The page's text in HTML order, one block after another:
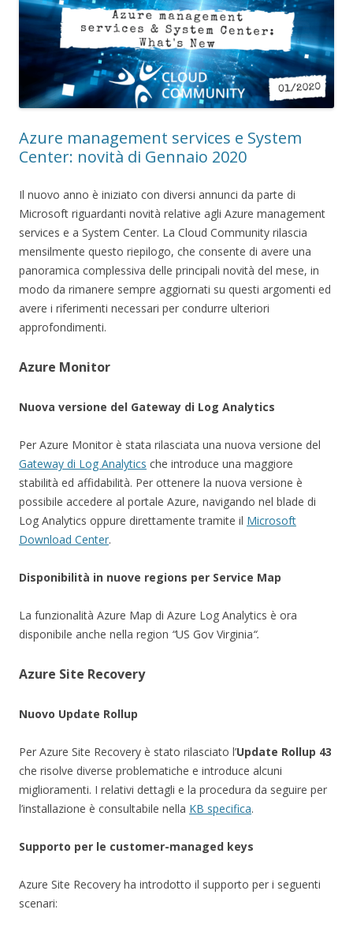
Azure management services e System
Center: novità di Gennaio 2020
Il nuovo anno è iniziato con diversi annunci da parte di
Microsoft riguardanti novità relative agli Azure management
services e a System Center. La Cloud Community rilascia
mensilmente questo riepilogo, che consente di avere una
panoramica complessiva delle principali novità del mese, in
modo da rimanere sempre aggiornati su questi argomenti ed
avere i riferimenti necessari per condurre ulteriori
approfondimenti.
Azure Monitor
Nuova versione del Gateway di Log Analytics
Per Azure Monitor è stata rilasciata una nuova versione del
Gateway di Log Analytics che introduce una maggiore
stabilità ed affidabilità. Per ottenere la nuova versione è
possibile accedere al portale Azure, navigando nel blade di
Log Analytics oppure direttamente tramite il Microsoft
Download Center.
Disponibilità in nuove regions per Service Map
La funzionalità Azure Map di Azure Log Analytics è ora
disponibile anche nella region “US Gov Virginia“.
Azure Site Recovery
Nuovo Update Rollup
Per Azure Site Recovery è stato rilasciato l’Update Rollup 43
che risolve diverse problematiche e introduce alcuni
miglioramenti. I relativi dettagli e la procedura da seguire per
l’installazione è consultabile nella KB specifica.
Supporto per le customer-managed keys
Azure Site Recovery ha introdotto il supporto per i seguenti
scenari: